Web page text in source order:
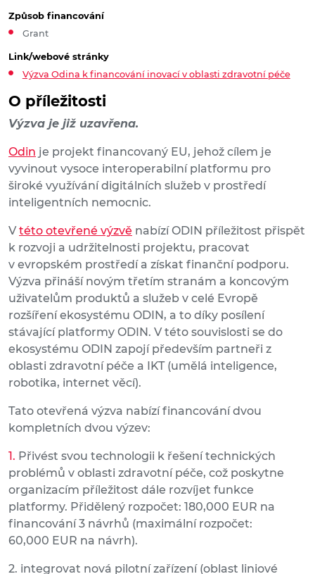
O příležitosti
Výzva je již uzavřena.
Odin je projekt financovaný EU, jehož cílem je
vyvinout vysoce interoperabilní platformu pro
široké využívání digitálních služeb v prostředí
inteligentních nemocnic.
Vtéto otevřené výzvě nabízí ODIN příležitost přispět
k rozvoji a udržitelnosti projektu, pracovat
v evropském prostředí a získat finanční podporu.
Výzva přináší novým třetím stranám a koncovým
uživatelům produktů a služeb v celé Evropě
rozšíření ekosystému ODIN, a to díky posílení
stávající platformy ODIN. V této souvislosti se do
ekosystému ODIN zapojí především partneři z
oblasti zdravotní péče a IKT (umělá inteligence,
robotika, internet věcí).
Tato otevřená výzva nabízí financování dvou
kompletních dvou výzev:
Přivést svou technologii k řešení technických
problémů v oblasti zdravotní péče, což poskytne
organizacím příležitost dále rozvíjet funkce
platformy. Přidělený rozpočet: 180,000 EUR na
financování 3 návrhů (maximální rozpočet:
60,000 EUR na návrh).
2. integrovat nová pilotní zařízení (oblast liniové
Způsob financování
Grant
Link/webové stránky
Výzva Odina k financování inovací v oblasti zdravotní péče